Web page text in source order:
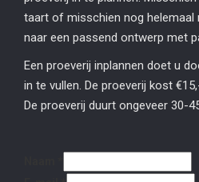
taart of misschien nog helemaal
naar een passend ontwerp met
Een proeverij inplannen doet u
in te vullen. De proeverij kost
De proeverij duurt ongeveer 30-